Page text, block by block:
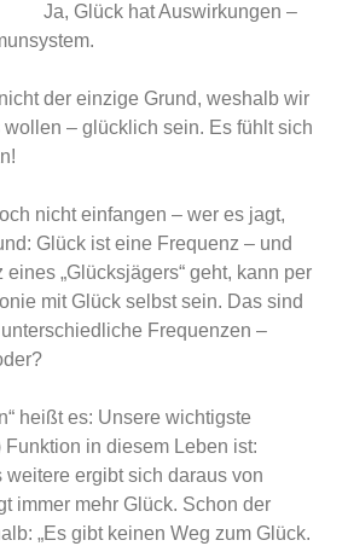
Ja, Glück hat Auswirkungen –
der einzige Grund, weshalb wir
– glücklich sein. Es fühlt sich
nicht einfangen – wer es jagt,
Glück ist eine Frequenz – und
„Glücksjägers“ geht, kann per
mit Glück selbst sein. Das sind
Frequenzen –
heißt es: Unsere wichtigste
in diesem Leben ist:
ergibt sich daraus von
immer mehr Glück. Schon der
„Es gibt keinen Weg zum Glück.